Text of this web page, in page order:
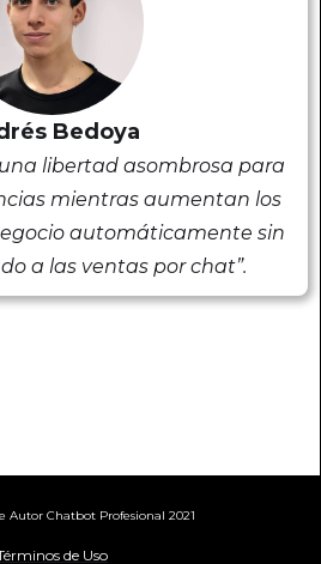
Bedoya
libertad asombrosa para
mientras aumentan los
automáticamente sin
a las ventas por chat”.
Autor Chatbot Profesional 2021
de Uso